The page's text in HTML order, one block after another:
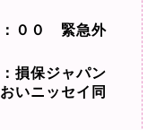
：００ 緊急外
損保ジャパン
いニッセイ同